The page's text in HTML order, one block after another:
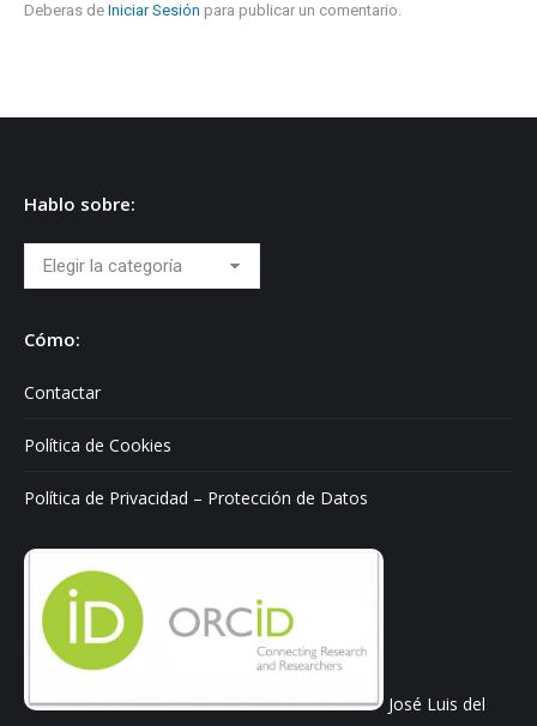
Deberas de Iniciar Sesión para publicar un comentario.
Hablo sobre:
Hablo
sobre:
Cómo:
Contactar
Política de Cookies
Política de Privacidad – Protección de Datos
José Luis del